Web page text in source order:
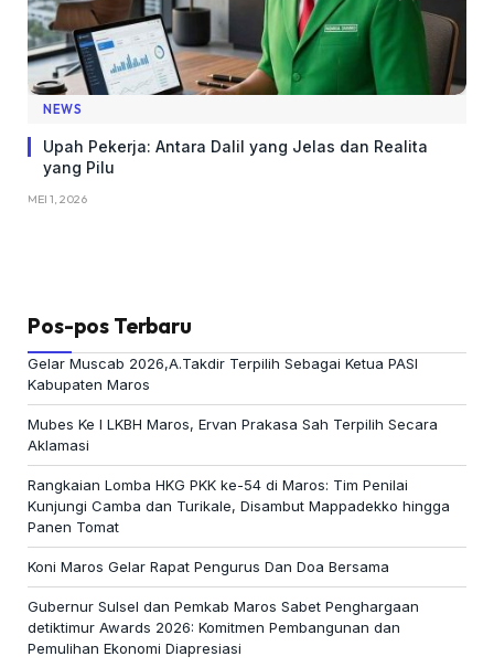
NEWS
Upah Pekerja: Antara Dalil yang Jelas dan Realita
yang Pilu
MEI 1, 2026
Pos-pos Terbaru
Gelar Muscab 2026,A.Takdir Terpilih Sebagai Ketua PASI
Kabupaten Maros
Mubes Ke I LKBH Maros, Ervan Prakasa Sah Terpilih Secara
Aklamasi
Rangkaian Lomba HKG PKK ke-54 di Maros: Tim Penilai
Kunjungi Camba dan Turikale, Disambut Mappadekko hingga
Panen Tomat
Koni Maros Gelar Rapat Pengurus Dan Doa Bersama
Gubernur Sulsel dan Pemkab Maros Sabet Penghargaan
detiktimur Awards 2026: Komitmen Pembangunan dan
Pemulihan Ekonomi Diapresiasi